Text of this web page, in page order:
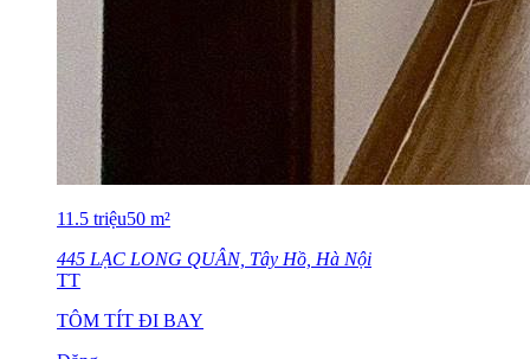
11.5 triệu50 m²
445 LẠC LONG QUÂN, Tây Hồ, Hà Nội
TT
TÔM TÍT ĐI BAY